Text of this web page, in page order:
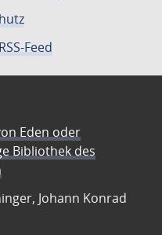
RSS-Feed
Eden oder
Bibliothek des
Johann Konrad